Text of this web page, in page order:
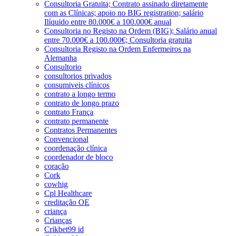
Consultoria Gratuita; Contrato assinado diretamente
com as Clínicas; apoio no BIG registration; salário
Ilíquido entre 80.000€ a 100.000€ anual
Consultoria no Registo na Ordem (BIG); Salário anual
entre 70.000€ a 100.000€; Consultoria gratuita
Consultoria Registo na Ordem Enfermeiros na
Alemanha
Consultorio
consultorios privados
consumiveis clínicos
contrato a longo termo
contrato de longo prazo
contrato França
contrato permanente
Contratos Permanentes
Convencional
coordenação clínica
coordenador de bloco
coração
Cork
cowhig
Cpl Healthcare
creditação OE
criança
Crianças
Crikbet99 id